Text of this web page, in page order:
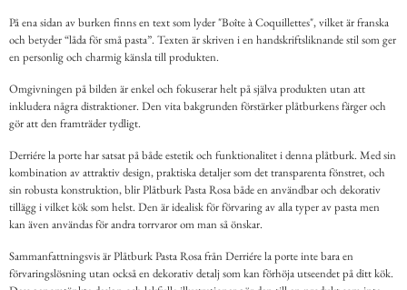
På ena sidan av burken finns en text som lyder "Boîte à Coquillettes", vilket är franska
och betyder “låda för små pasta”. Texten är skriven i en handskriftsliknande stil som ger
en personlig och charmig känsla till produkten.
Omgivningen på bilden är enkel och fokuserar helt på själva produkten utan att
inkludera några distraktioner. Den vita bakgrunden förstärker plåtburkens färger och
gör att den framträder tydligt.
Derriére la porte har satsat på både estetik och funktionalitet i denna plåtburk. Med sin
kombination av attraktiv design, praktiska detaljer som det transparenta fönstret, och
sin robusta konstruktion, blir Plåtburk Pasta Rosa både en användbar och dekorativ
tillägg i vilket kök som helst. Den är idealisk för förvaring av alla typer av pasta men
kan även användas för andra torrvaror om man så önskar.
Sammanfattningsvis är Plåtburk Pasta Rosa från Derriére la porte inte bara en
förvaringslösning utan också en dekorativ detalj som kan förhöja utseendet på ditt kök.